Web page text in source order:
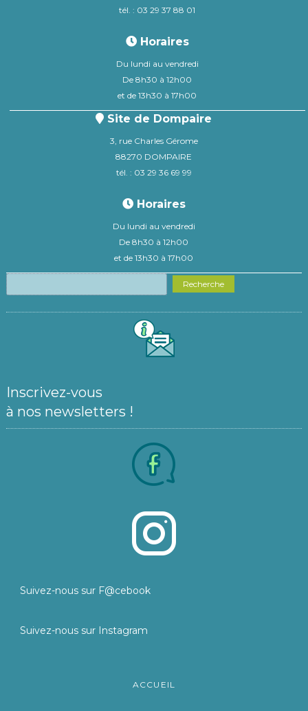
tél. : 03 29 37 88 01
Horaires
Du lundi au vendredi
De 8h30 à 12h00
et de 13h30 à 17h00
Site de Dompaire
3, rue Charles Gérome
88270 DOMPAIRE
tél. : 03 29 36 69 99
Horaires
Du lundi au vendredi
De 8h30 à 12h00
et de 13h30 à 17h00
Recherche
Inscrivez-vous
à nos newsletters !
Suivez-nous sur F@cebook
Suivez-nous sur Instagram
ACCUEIL